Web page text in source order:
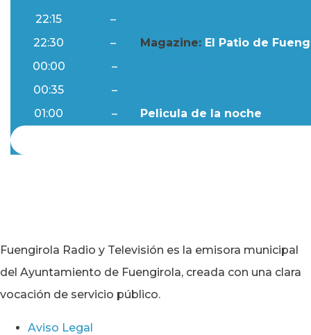
22:15
–
22:30
– Magazine: El Patio de
00:00
–
00:35
–
01:00
– Pelicula de la noche
Fuengirola Radio y Televisión es la emisora municipal
del Ayuntamiento de Fuengirola, creada con una clara
vocación de servicio público.
Aviso Legal